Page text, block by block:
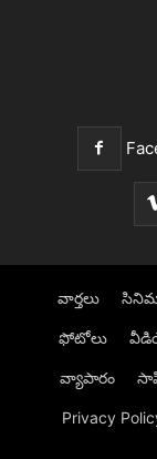
వార్తలు
ఫోటోలు
వ్యాపారం
Privacy